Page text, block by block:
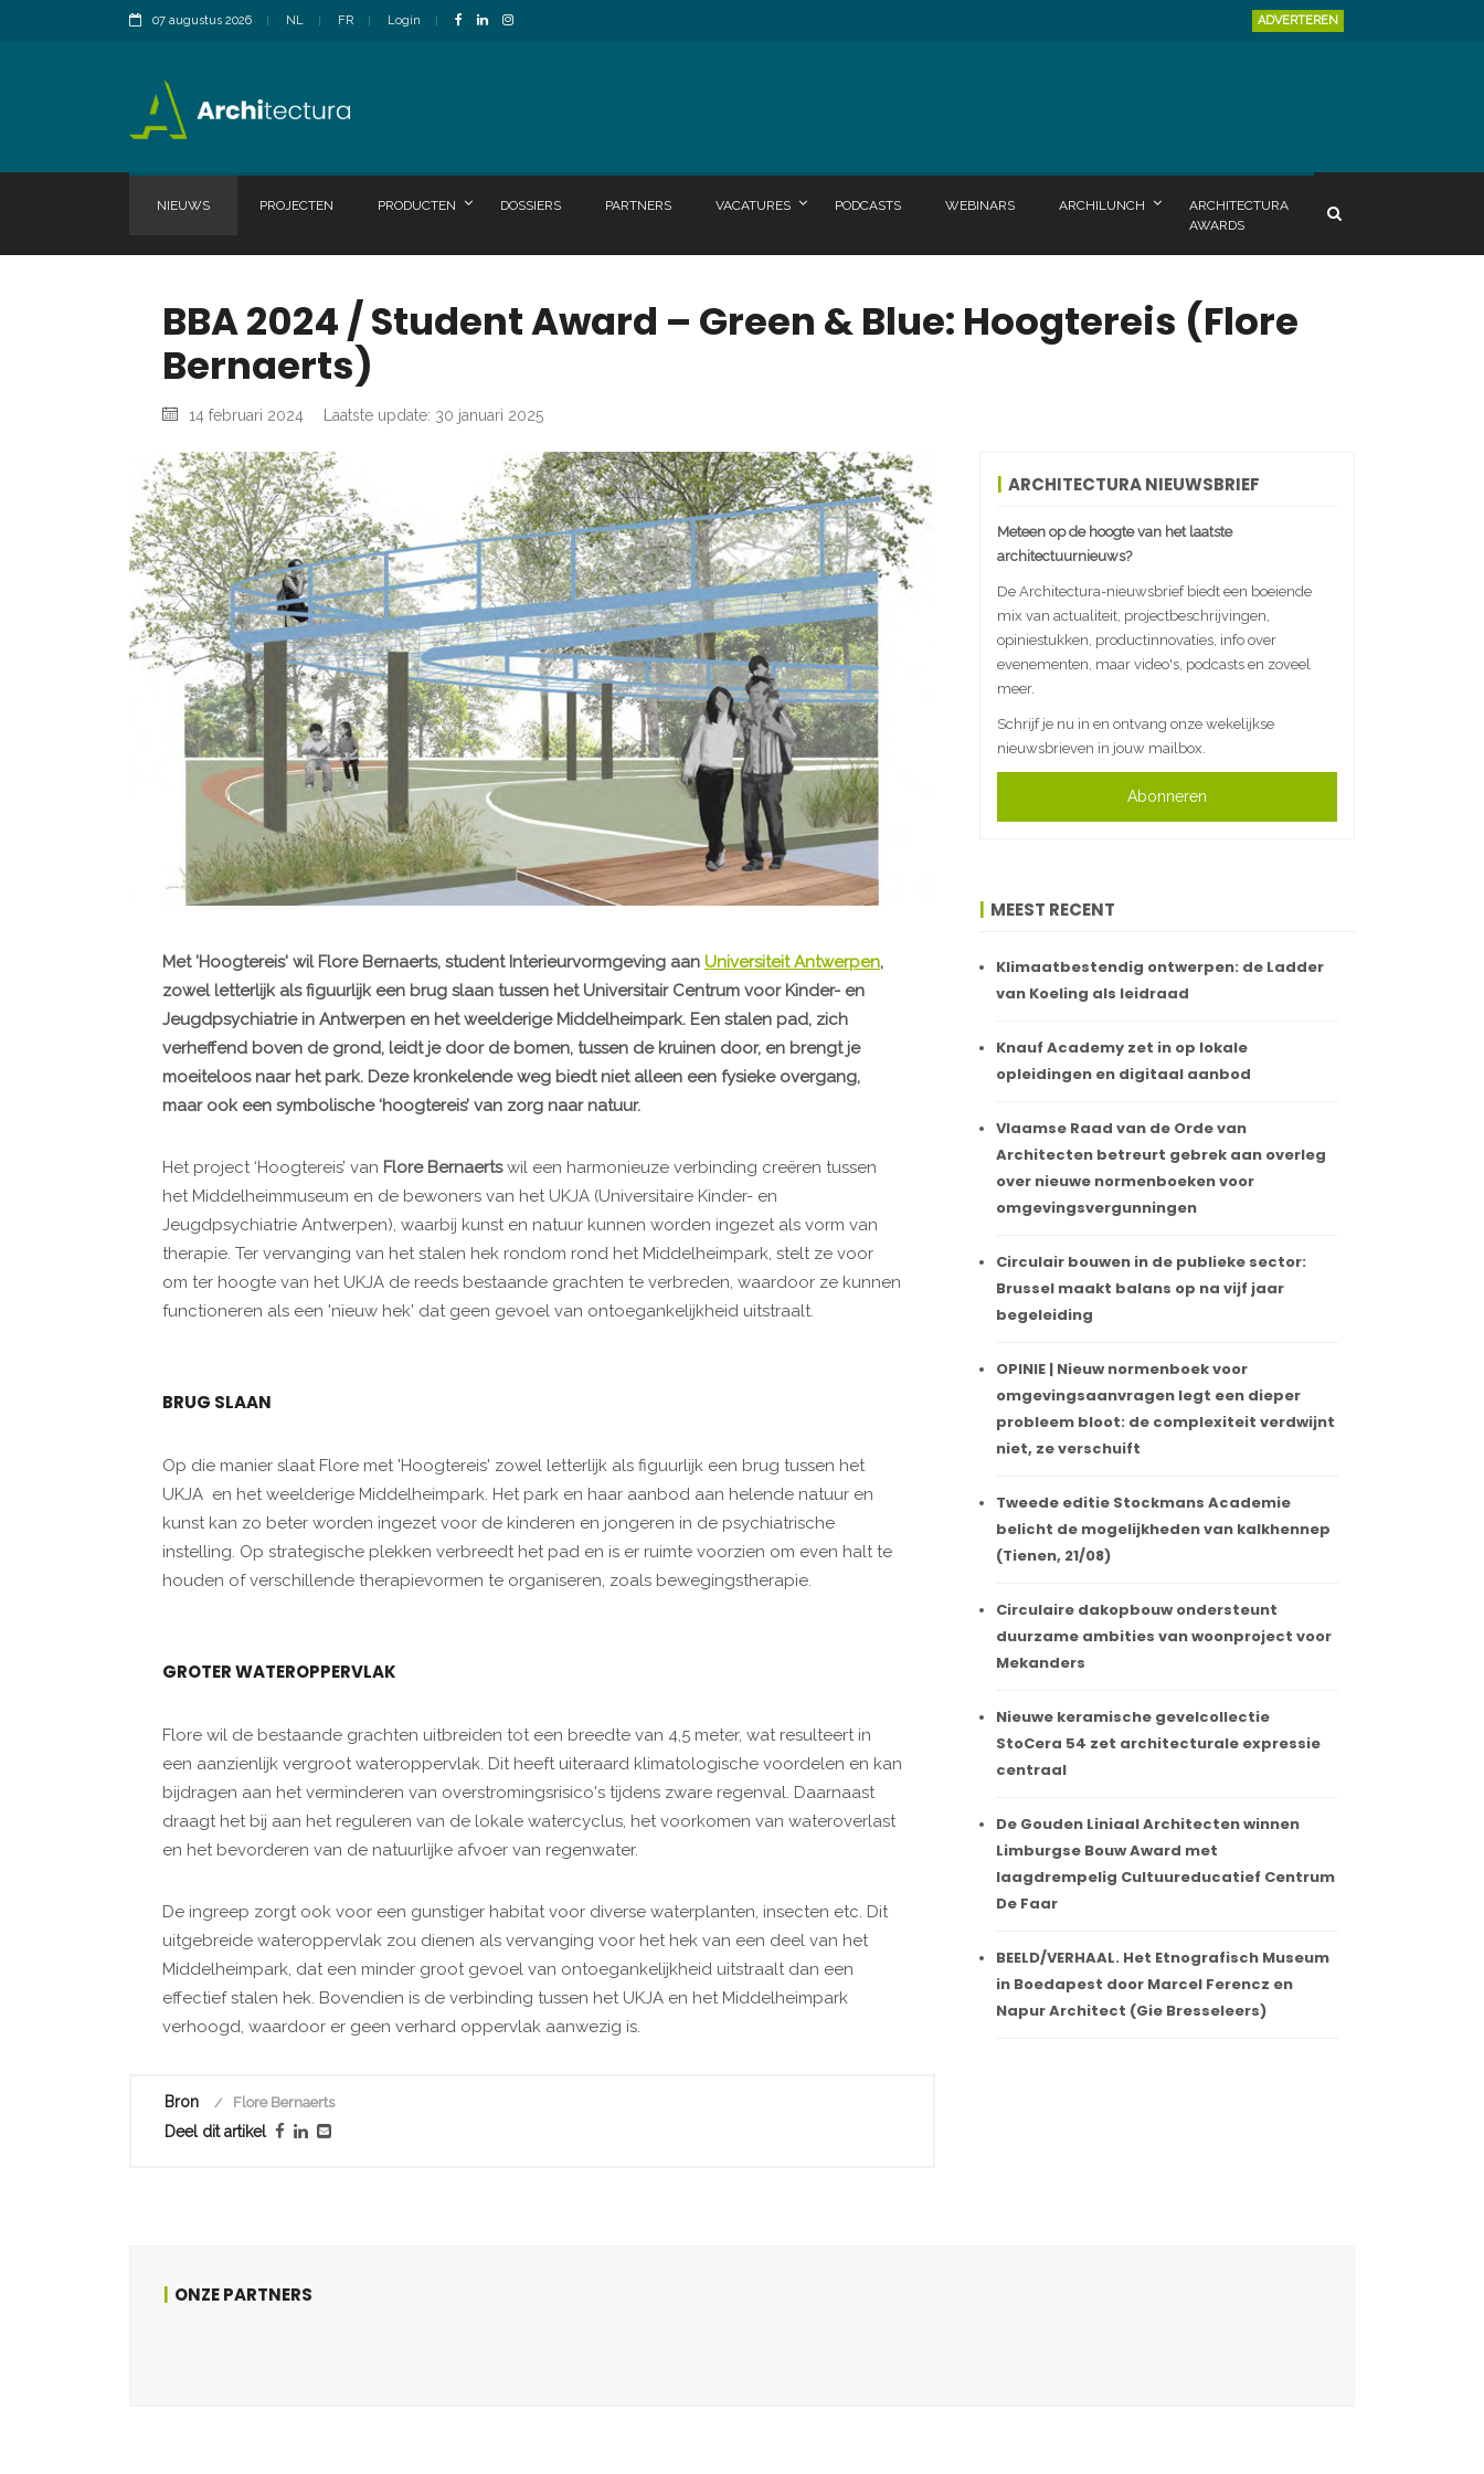
07 augustus 2026 NL FR Login ADVERTEREN
NIEUWS PROJECTEN PRODUCTEN DOSSIERS PARTNERS VACATURES PODCASTS WEBINARS ARCHILUNCH
ARCHITECTURA
AWARDS
BBA 2024 / Student Award – Green & Blue: Hoogtereis (Flore
Bernaerts)
14 februari 2024 Laatste update: 30 januari 2025
Met 'Hoogtereis' wil Flore Bernaerts, student Interieurvormgeving aan Universiteit Antwerpen,
zowel letterlijk als figuurlijk een brug slaan tussen het Universitair Centrum voor Kinder- en
Jeugdpsychiatrie in Antwerpen en het weelderige Middelheimpark. Een stalen pad, zich
verheffend boven de grond, leidt je door de bomen, tussen de kruinen door, en brengt je
moeiteloos naar het park. Deze kronkelende weg biedt niet alleen een fysieke overgang,
maar ook een symbolische ‘hoogtereis’ van zorg naar natuur.
Het project ‘Hoogtereis’ van Flore Bernaertswil een harmonieuze verbinding creëren tussen
het Middelheimmuseum en de bewoners van het UKJA (Universitaire Kinder- en
Jeugdpsychiatrie Antwerpen), waarbij kunst en natuur kunnen worden ingezet als vorm van
therapie. Ter vervanging van het stalen hek rondom rond het Middelheimpark, stelt ze voor
om ter hoogte van het UKJA de reeds bestaande grachten te verbreden, waardoor ze kunnen
functioneren als een 'nieuw hek' dat geen gevoel van ontoegankelijkheid uitstraalt.
BRUG SLAAN
Op die manier slaat Flore met 'Hoogtereis' zowel letterlijk als figuurlijk een brug tussen het
UKJA en het weelderige Middelheimpark. Het park en haar aanbod aan helende natuur en
kunst kan zo beter worden ingezet voor de kinderen en jongeren in de psychiatrische
instelling. Op strategische plekken verbreedt het pad en is er ruimte voorzien om even halt te
houden of verschillende therapievormen te organiseren, zoals bewegingstherapie.
GROTER WATEROPPERVLAK
Flore wil de bestaande grachten uitbreiden tot een breedte van 4,5 meter, wat resulteert in
een aanzienlijk vergroot wateroppervlak. Dit heeft uiteraard klimatologische voordelen en kan
bijdragen aan het verminderen van overstromingsrisico's tijdens zware regenval. Daarnaast
draagt het bij aan het reguleren van de lokale watercyclus, het voorkomen van wateroverlast
en het bevorderen van de natuurlijke afvoer van regenwater.
De ingreep zorgt ook voor een gunstiger habitat voor diverse waterplanten, insecten etc. Dit
uitgebreide wateroppervlak zou dienen als vervanging voor het hek van een deel van het
Middelheimpark, dat een minder groot gevoel van ontoegankelijkheid uitstraalt dan een
effectief stalen hek. Bovendien is de verbinding tussen het UKJA en het Middelheimpark
verhoogd, waardoor er geen verhard oppervlak aanwezig is.
Bron Flore Bernaerts
Deel dit artikel
ARCHITECTURA NIEUWSBRIEF
Meteen op de hoogte van het laatste
architectuurnieuws?
De Architectura-nieuwsbrief biedt een boeiende
mix van actualiteit, projectbeschrijvingen,
opiniestukken, productinnovaties, info over
evenementen, maar video's, podcasts en zoveel
meer.
Schrijf je nu in en ontvang onze wekelijkse
nieuwsbrieven in jouw mailbox.
Abonneren
MEEST RECENT
Klimaatbestendig ontwerpen: de Ladder
van Koeling als leidraad
Knauf Academy zet in op lokale
opleidingen en digitaal aanbod
Vlaamse Raad van de Orde van
Architecten betreurt gebrek aan overleg
over nieuwe normenboeken voor
omgevingsvergunningen
Circulair bouwen in de publieke sector:
Brussel maakt balans op na vijf jaar
begeleiding
OPINIE | Nieuw normenboek voor
omgevingsaanvragen legt een dieper
probleem bloot: de complexiteit verdwijnt
niet, ze verschuift
Tweede editie Stockmans Academie
belicht de mogelijkheden van kalkhennep
(Tienen, 21/08)
Circulaire dakopbouw ondersteunt
duurzame ambities van woonproject voor
Mekanders
Nieuwe keramische gevelcollectie
StoCera 54 zet architecturale expressie
centraal
De Gouden Liniaal Architecten winnen
Limburgse Bouw Award met
laagdrempelig Cultuureducatief Centrum
De Faar
BEELD/VERHAAL. Het Etnografisch Museum
in Boedapest door Marcel Ferencz en
Napur Architect (Gie Bresseleers)
ONZE PARTNERS